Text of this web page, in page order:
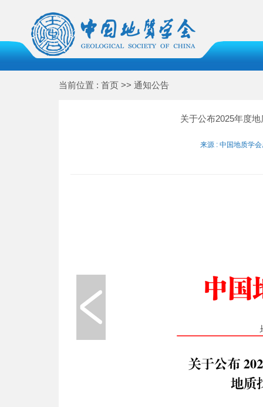
当前位置 : 首页 >> 通知公告
关于公布2025年度
来源 : 中国地质学